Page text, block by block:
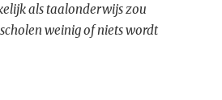
als taalonderwijs zou
weinig of niets wordt